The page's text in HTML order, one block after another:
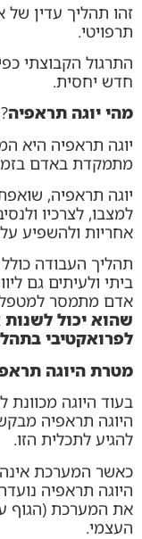
זהו תהליך עדין של
תרפויטי.
התרגול הקבוצתי
חדש יחסית.
מהי יוגה תראפיה?
יוגה תראפיה היא
מתמקדת באדם בזמן
יוגה תראפיה,
למצבו, לצרכיו
אחריות ולהשפיע
תהליך העבודה
ביתי ולעיתים גם
אדם מתמסר
שהוא יכול
לפרואקטיבי
מטרת היוגה
בעוד היוגה
היוגה תראפיה
להגיע לתכלית הזו.
כאשר המערכת
היוגה תראפיה
את המערכת (הגוף
העצמי.